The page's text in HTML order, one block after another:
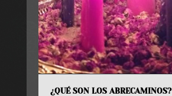
¿QUÉ SON LOS ABRECAMINOS?